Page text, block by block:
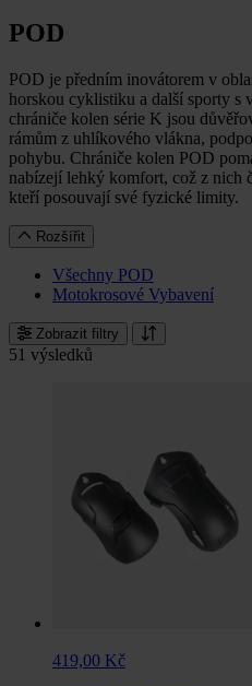
POD
POD je předním inovátorem v
horskou cyklistiku a další sporty s
chrániče kolen série K jsou
rámům z uhlíkového vlákna,
pohybu. Chrániče kolen POD
nabízejí lehký komfort, což z nich
kteří posouvají své fyzické limity.
Rozšířit
Všechny POD
Motokrosové Vybavení
Zobrazit filtry
51 výsledků
419,00 Kč